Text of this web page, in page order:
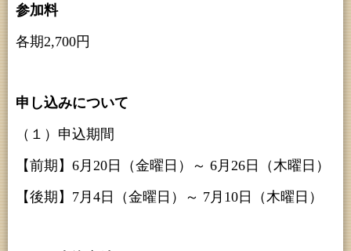
参加料
各期2,700円
申し込みについて
（１）申込期間
【前期】6月20日（金曜日）～ 6月26日（木曜日）
【後期】7月4日（金曜日）～ 7月10日（木曜日）